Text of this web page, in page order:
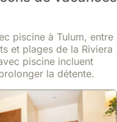
& Outdoor Gym
Tulum et à 19 minutes à
une localisation
232 m² peut accueillir
extérieure.
Voir
piscine à Tulum, entre
et plages de la Riviera
piscine incluent
la détente.